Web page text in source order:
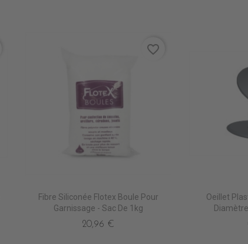
Fibre Siliconée Flotex Boule Pour
Garnissage - Sac De 1kg
20,96 €
favorite_border
Oeillet